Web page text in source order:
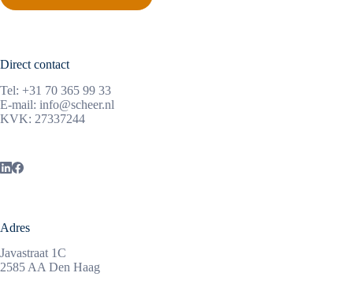
Direct contact
Tel: +31 70 365 99 33
E-mail: info@scheer.nl
KVK: 27337244
Adres
Javastraat 1C
2585 AA Den Haag